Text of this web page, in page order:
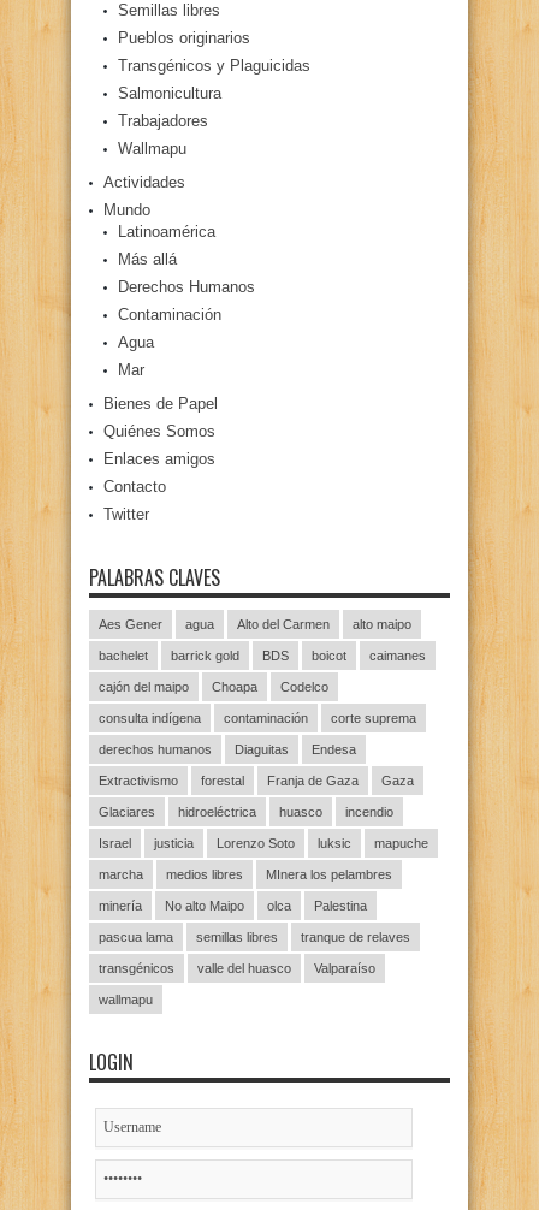
Semillas libres
Pueblos originarios
Transgénicos y Plaguicidas
Salmonicultura
Trabajadores
Wallmapu
Actividades
Mundo
Latinoamérica
Más allá
Derechos Humanos
Contaminación
Agua
Mar
Bienes de Papel
Quiénes Somos
Enlaces amigos
Contacto
Twitter
PALABRAS CLAVES
Aes Gener agua Alto del Carmen alto maipo
bachelet barrick gold BDS boicot caimanes
cajón del maipo Choapa Codelco
consulta indígena contaminación corte suprema
derechos humanos Diaguitas Endesa
Extractivismo forestal Franja de Gaza Gaza
Glaciares hidroeléctrica huasco incendio
Israel justicia Lorenzo Soto luksic mapuche
marcha medios libres MInera los pelambres
minería No alto Maipo olca Palestina
pascua lama semillas libres tranque de relaves
transgénicos valle del huasco Valparaíso
wallmapu
LOGIN